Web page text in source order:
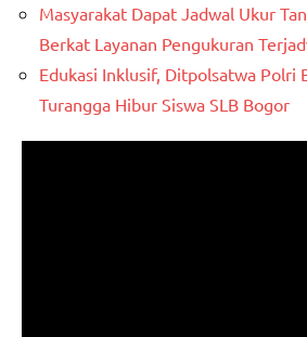
Masyarakat Dapat Jadwal Ukur
Berkat Layanan Pengukuran
Edukasi Inklusif, Ditpolsatwa Polri
Turangga Hibur Siswa SLB Bogor